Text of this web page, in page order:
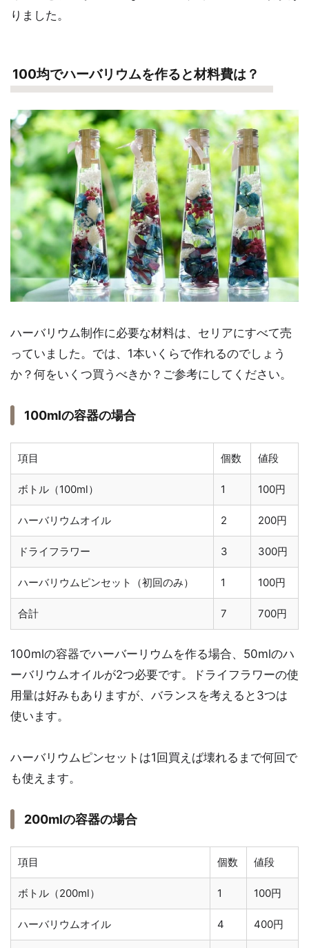
りました。
100均でハーバリウムを作ると材料費は？
ハーバリウム制作に必要な材料は、セリアにすべて売
っていました。では、1本いくらで作れるのでしょう
か？何をいくつ買うべきか？ご参考にしてください。
100mlの容器の場合
項目 個数 値段
ボトル（100ml） 1 100円
ハーバリウムオイル 2 200円
ドライフラワー 3 300円
ハーバリウムピンセット（初回のみ） 1 100円
合計 7 700円
100mlの容器でハーバーリウムを作る場合、50mlのハ
ーバリウムオイルが2つ必要です。ドライフラワーの使
用量は好みもありますが、バランスを考えると3つは
使います。
ハーバリウムピンセットは1回買えば壊れるまで何回で
も使えます。
200mlの容器の場合
項目 個数 値段
ボトル（200ml） 1 100円
ハーバリウムオイル 4 400円